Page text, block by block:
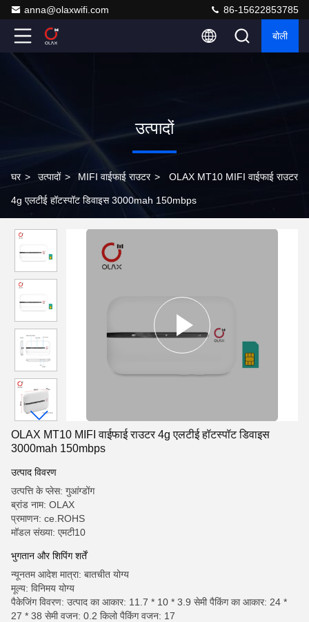
anna@olaxwifi.com 86-15622853785
बोली
उत्पादों
घर > उत्पादों > MIFI वाईफाई राउटर > OLAX MT10 MIFI वाईफाई राउटर
4g एलटीई हॉटस्पॉट डिवाइस 3000mah 150mbps
OLAX MT10 MIFI वाईफाई राउटर 4g एलटीई हॉटस्पॉट डिवाइस
3000mah 150mbps
उत्पाद विवरण
उत्पत्ति के प्लेस: गुआंग्डोंग
ब्रांड नाम: OLAX
प्रमाणन: ce.ROHS
मॉडल संख्या: एमटी10
भुगतान और शिपिंग शर्तें
न्यूनतम आदेश मात्रा: बातचीत योग्य
मूल्य: विनिमय योग्य
पैकेजिंग विवरण: उत्पाद का आकार: 11.7 * 10 * 3.9 सेमी पैकिंग का आकार: 24 *
27 * 38 सेमी वजन: 0.2 किलो पैकिंग वजन: 17